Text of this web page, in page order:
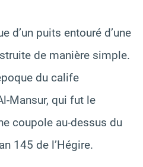
d’un puits entouré d’une
de manière simple.
du calife
Mansur, qui fut le
coupole au-dessus du
145 de l’Hégire.